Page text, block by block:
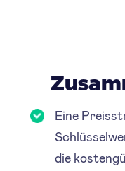
Eine
die